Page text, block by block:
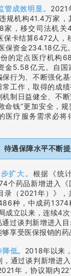
成效明显。 2021
规机构41.4万家，
家，移交司法机关
卡结算6472人，
保资金234.18亿元
的定点医疗机构
金5.58亿元。自国
行为、不断强化
工作，取得的成
制日益健全、不
命钱”更加安全，
医疗服务需求必将
待遇保障水平不断
扩大。 根据《统
个药品新增进入
录（2021年）》
种，中成药
成立以来，连续4
过谈判新增进入
享受医保报销的药
低。 2018年以来
，通过谈判新增进
年，协议期内